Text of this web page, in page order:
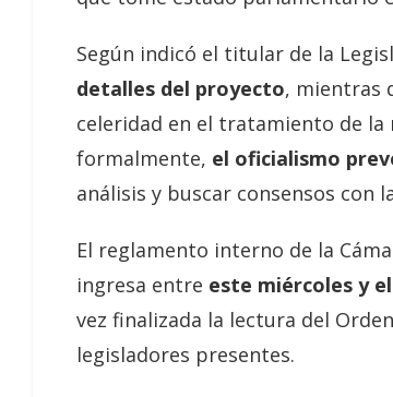
Según indicó el titular de la
detalles del proyecto, mientras
celeridad en el tratamiento de
formalmente, el oficialismo
análisis y buscar consensos con
El reglamento interno de la
ingresa entre este miércoles y
vez finalizada la lectura del
legisladores presentes.